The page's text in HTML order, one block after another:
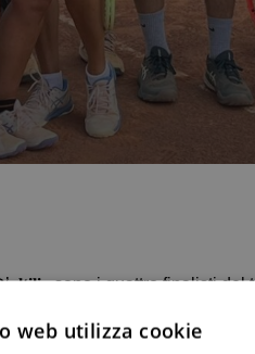
𝐃’𝐚𝐥𝐭𝐢𝐥𝐢𝐚 sono i quattro
e quarti.
𝐯𝐞𝐧𝐞𝐫𝐝ì25 luglioa partire dalle
web utilizza cookie